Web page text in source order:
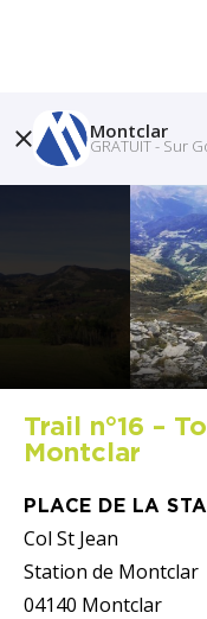
Trail n°16 –
Montclar
PLACE DE LA
Col St Jean
Station de Montclar
04140 Montclar
Montclar
GRATUIT - Sur